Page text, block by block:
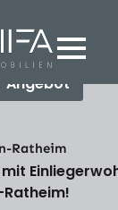
Angebot
Ratheim